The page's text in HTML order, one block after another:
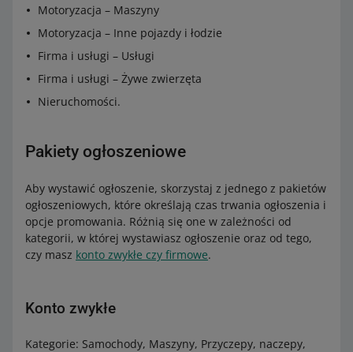
Motoryzacja – Maszyny
Motoryzacja – Inne pojazdy i łodzie
Firma i usługi – Usługi
Firma i usługi – Żywe zwierzęta
Nieruchomości.
Pakiety ogłoszeniowe
Aby wystawić ogłoszenie, skorzystaj z jednego z pakietów
ogłoszeniowych, które określają czas trwania ogłoszenia i
opcje promowania. Różnią się one w zależności od
kategorii, w której wystawiasz ogłoszenie oraz od tego,
czy masz konto zwykłe czy firmowe.
Konto zwykłe
Kategorie: Samochody, Maszyny, Przyczepy, naczepy,